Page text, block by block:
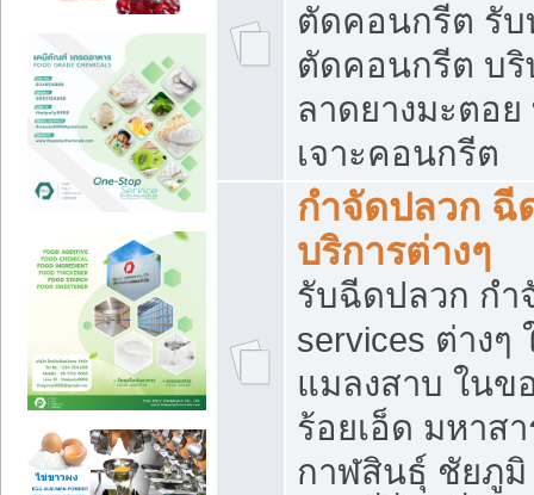
ตัดคอนกรีต รับ
ตัดคอนกรีต บริ
ลาดยางมะตอ
เจาะคอนกรีต
กำจัดปลวก ฉี
บริการต่างๆ
รับฉีดปลวก กำ
services ต่าง
แมลงสาบ ใน
ร้อยเอ็ด มหาส
กาฬสินธุ์ ชัยภู